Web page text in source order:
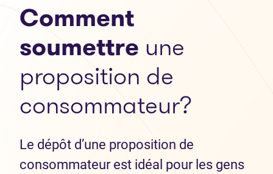
Comment
soumettre une
proposition de
consommateur?
Le dépôt d’une proposition de
consommateur est idéal pour les gens